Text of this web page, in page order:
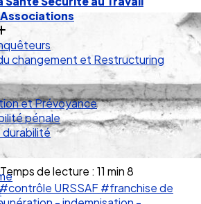
changement et Restructuring
et Prévoyance
pénale
durabilité
Temps de lecture : 11 min8
#contrôle URSSAF#franchise de